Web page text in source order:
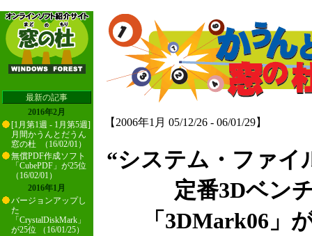
最新の記事
2016年2月
[1月第1週 - 1月第5週]
月間かうんとだうん
窓の杜 （16/02/01）
無償PDF作成ソフト
「CubePDF」が25位
（16/02/01）
2016年1月
バージョンアップし
た
「CrystalDiskMark」
が25位 （16/01/25）
【2006年1月 05/12/26 - 06/01/29】
“システム・ファイ
定番3Dベン
「3DMark06」